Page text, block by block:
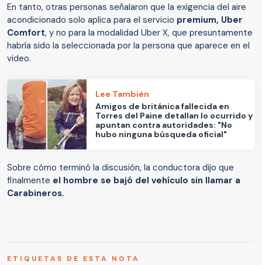
En tanto, otras personas señalaron que la exigencia del aire
acondicionado solo aplica para el servicio premium, Uber
Comfort, y no para la modalidad Uber X, que presuntamente
habría sido la seleccionada por la persona que aparece en el
video.
Lee También
Amigos de británica fallecida en
Torres del Paine detallan lo ocurrido y
apuntan contra autoridades: "No
hubo ninguna búsqueda oficial"
Sobre cómo terminó la discusión, la conductora dijo que
finalmente el hombre se bajó del vehículo sin llamar a
Carabineros.
ETIQUETAS DE ESTA NOTA